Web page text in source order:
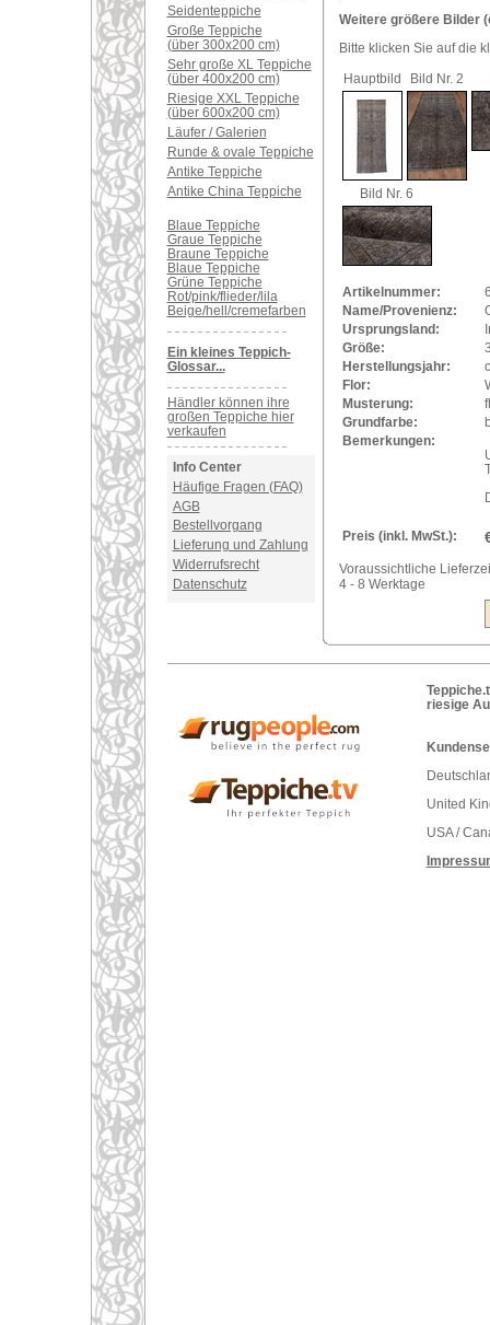
Seidenteppiche
Große Teppiche
(über 300x200 cm)
Sehr große XL Teppiche
(über 400x200 cm)
Riesige XXL Teppiche
(über 600x200 cm)
Läufer / Galerien
Runde & ovale Teppiche
Antike Teppiche
Antike China Teppiche
Blaue Teppiche
Graue Teppiche
Braune Teppiche
Blaue Teppiche
Grüne Teppiche
Rot/pink/flieder/lila
Beige/hell/cremefarben
Ein kleines Teppich-
Glossar...
Händler können ihre
großen Teppiche hier
verkaufen
Info Center
Häufige Fragen (FAQ)
AGB
Bestellvorgang
Lieferung und Zahlung
Widerrufsrecht
Datenschutz
Weitere größere Bilder
Bitte klicken Sie auf die
Hauptbild
Bild Nr. 2
Bild Nr. 6
Artikelnummer:
Name/Provenienz:
Ursprungsland:
Größe:
Herstellungsjahr:
Flor:
Musterung:
Grundfarbe:
Bemerkungen:
Preis (inkl. MwSt.):
Voraussichtliche
4 - 8 Werktage
riesige
United
USA /